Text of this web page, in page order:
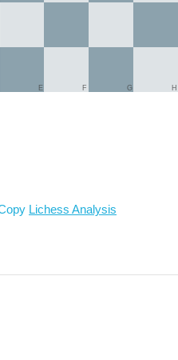
E F G H
Lichess Analysis